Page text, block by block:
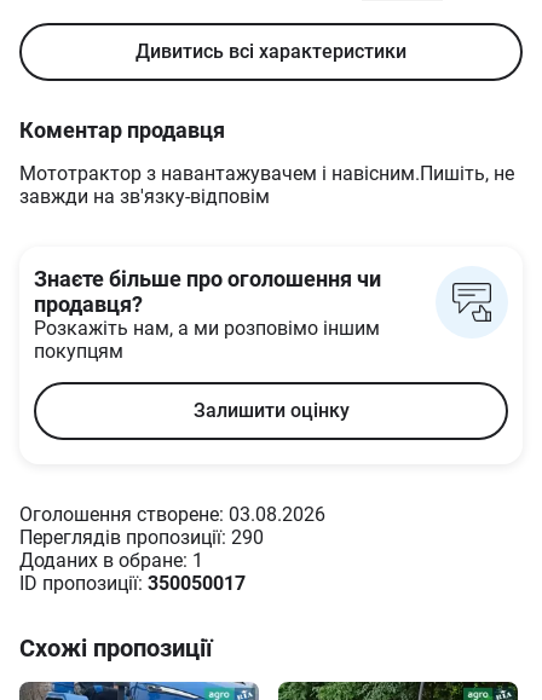
Дивитись всі характеристики
Коментар продавця
Мототрактор з навантажувачем і навісним.Пишіть, не
завжди на зв'язку-відповім
Знаєте більше про оголошення чи
продавця?
Розкажіть нам, а ми розповімо іншим
покупцям
Залишити оцінку
Оголошення створене: 03.08.2026
Переглядів пропозиції: 290
Доданих в oбране: 1
ID пропозиції: 350050017
Схожі пропозиції